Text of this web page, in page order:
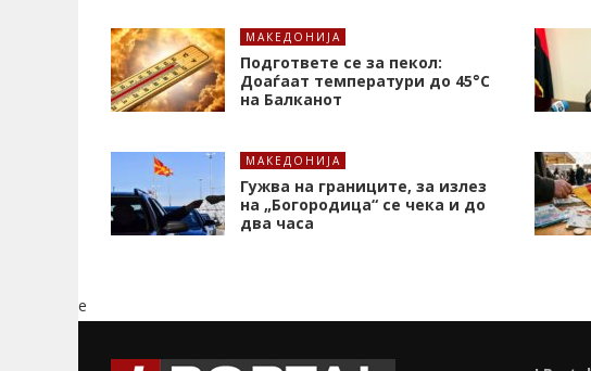
МАКЕДОНИЈА
Подгответе се за пекол:
Доаѓаат температури до 45°C
на Балканот
МАКЕДОНИЈА
Гужва на границите, за излез
на „Богородица“ се чека и до
два часа
e